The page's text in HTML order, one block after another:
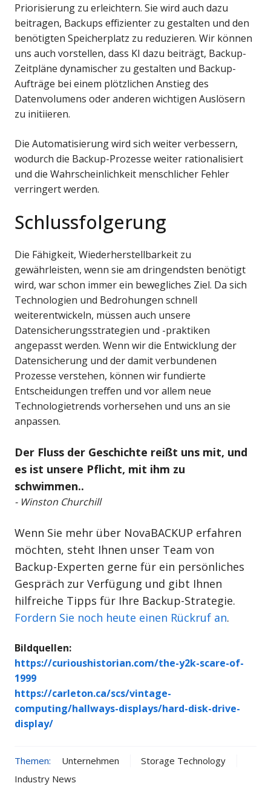
Priorisierung zu erleichtern. Sie wird auch dazu
beitragen, Backups effizienter zu gestalten und den
benötigten Speicherplatz zu reduzieren. Wir können
uns auch vorstellen, dass KI dazu beiträgt, Backup-
Zeitpläne dynamischer zu gestalten und Backup-
Aufträge bei einem plötzlichen Anstieg des
Datenvolumens oder anderen wichtigen Auslösern
zu initiieren.
Die Automatisierung wird sich weiter verbessern,
wodurch die Backup-Prozesse weiter rationalisiert
und die Wahrscheinlichkeit menschlicher Fehler
verringert werden.
Schlussfolgerung
Die Fähigkeit, Wiederherstellbarkeit zu
gewährleisten, wenn sie am dringendsten benötigt
wird, war schon immer ein bewegliches Ziel. Da sich
Technologien und Bedrohungen schnell
weiterentwickeln, müssen auch unsere
Datensicherungsstrategien und -praktiken
angepasst werden. Wenn wir die Entwicklung der
Datensicherung und der damit verbundenen
Prozesse verstehen, können wir fundierte
Entscheidungen treffen und vor allem neue
Technologietrends vorhersehen und uns an sie
anpassen.
Der Fluss der Geschichte reißt uns mit, und
es ist unsere Pflicht, mit ihm zu
schwimmen..
- Winston Churchill
Wenn Sie mehr über NovaBACKUP erfahren
möchten, steht Ihnen unser Team von
Backup-Experten gerne für ein persönliches
Gespräch zur Verfügung und gibt Ihnen
hilfreiche Tipps für Ihre Backup-Strategie.
Fordern Sie noch heute einen Rückruf an.
Bildquellen:
https://curioushistorian.com/the-y2k-scare-of-
1999
https://carleton.ca/scs/vintage-
computing/hallways-displays/hard-disk-drive-
display/
Themen: Unternehmen
Storage Technology
Industry News